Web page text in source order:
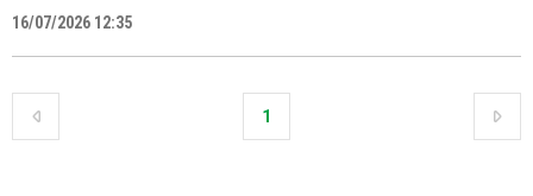
16/07/2026 12:35
1